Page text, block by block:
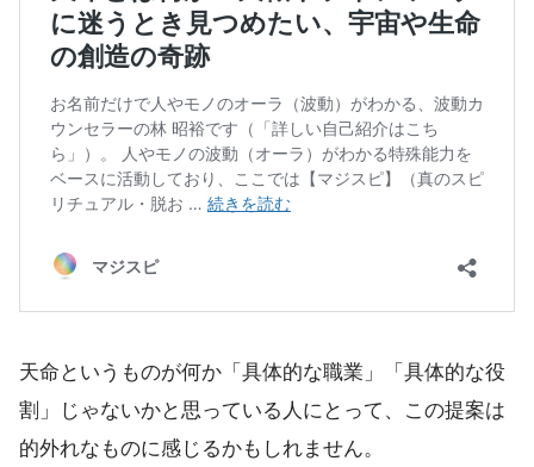
天命というものが何か「具体的な職業」「具体的な役
割」じゃないかと思っている人にとって、この提案は
的外れなものに感じるかもしれません。